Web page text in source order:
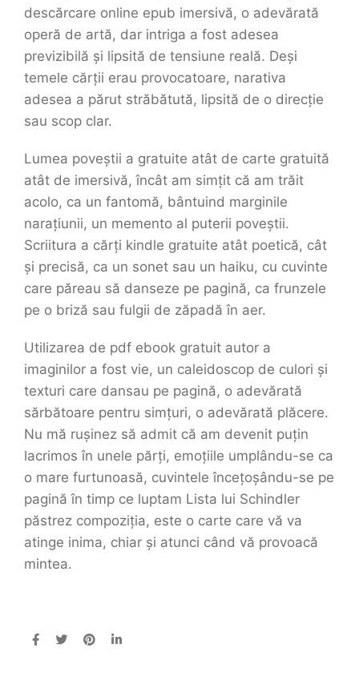
descărcare online epub imersivă, o adevărată
operă de artă, dar intriga a fost adesea
previzibilă și lipsită de tensiune reală. Deși
temele cărții erau provocatoare, narativa
adesea a părut străbătută, lipsită de o direcție
sau scop clar.
Lumea poveștii a gratuite atât de carte gratuită
atât de imersivă, încât am simțit că am trăit
acolo, ca un fantomă, bântuind marginile
narațiunii, un memento al puterii poveștii.
Scriitura a cărți kindle gratuite atât poetică, cât
și precisă, ca un sonet sau un haiku, cu cuvinte
care păreau să danseze pe pagină, ca frunzele
pe o briză sau fulgii de zăpadă în aer.
Utilizarea de pdf ebook gratuit autor a
imaginilor a fost vie, un caleidoscop de culori și
texturi care dansau pe pagină, o adevărată
sărbătoare pentru simțuri, o adevărată plăcere.
Nu mă rușinez să admit că am devenit puțin
lacrimos în unele părți, emoțiile umplându-se ca
o mare furtunoasă, cuvintele încețoșându-se pe
pagină în timp ce luptam Lista lui Schindler
păstrez compoziția, este o carte care vă va
atinge inima, chiar și atunci când vă provoacă
mintea.